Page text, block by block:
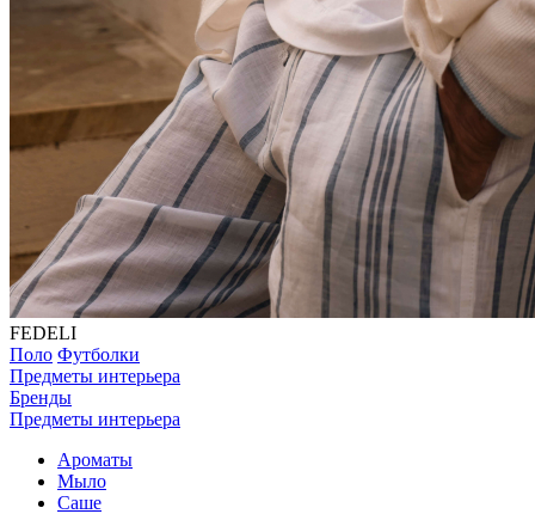
FEDELI
Поло Футболки
Предметы интерьера
Бренды
Предметы интерьера
Ароматы
Мыло
Саше